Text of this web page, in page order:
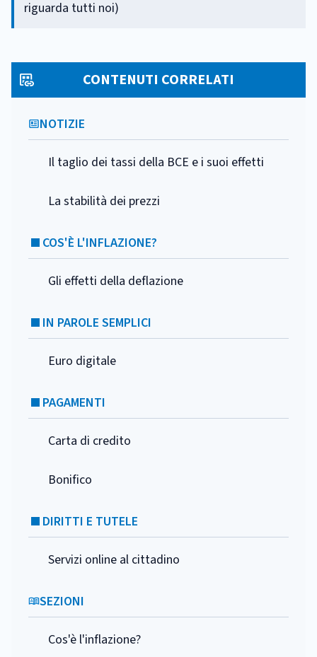
riguarda tutti noi)
CONTENUTI CORRELATI
NOTIZIE
Il taglio dei tassi della BCE e i suoi effetti
La stabilità dei prezzi
COS'È L'INFLAZIONE?
Gli effetti della deflazione
IN PAROLE SEMPLICI
Euro digitale
PAGAMENTI
Carta di credito
Bonifico
DIRITTI E TUTELE
Servizi online al cittadino
SEZIONI
Cos'è l'inflazione?